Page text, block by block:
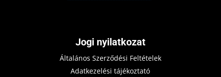
Jogi nyilatkozat
Általános Szerződési Feltételek
Adatkezelési tájékoztató